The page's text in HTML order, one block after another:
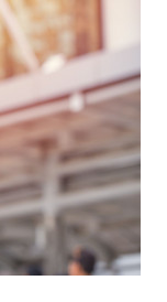
Nutzung